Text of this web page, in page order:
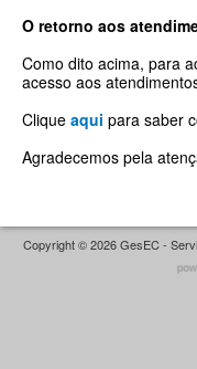
O retorno aos
Como dito acima, para
acesso aos
Clique aqui para saber
Agradecemos pela
Copyright © 2026 GesEC -